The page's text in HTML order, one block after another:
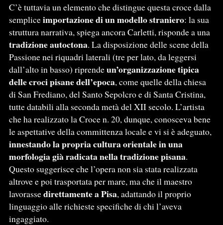
C’è tuttavia un elemento che distingue questa croce dalla
sempliceimportazione di un modello straniero: la sua
struttura narrativa, spiega ancora Carletti, risponde a una
tradizione autoctona. La disposizione delle scene della
Passione nei riquadri laterali (tre per lato, da leggersi
dall’alto in basso) riprendeun’organizzazione tipica
delle croci pisane dell’epoca, come quelle della chiesa
di San Frediano, del Santo Sepolcro e di Santa Cristina,
tutte databili alla seconda metà del XII secolo. L’artista
che ha realizzato la Croce n. 20, dunque, conosceva bene
le aspettative della committenza locale e vi si è adeguato,
innestando la propria cultura orientale in una
morfologia già radicata nella tradizione pisana.
Questo suggerisce che l’opera non sia stata realizzata
altrove e poi trasportata per mare, ma che il maestro
lavorassedirettamente a Pisa, adattando il proprio
linguaggio alle richieste specifiche di chi l’aveva
ingaggiato.